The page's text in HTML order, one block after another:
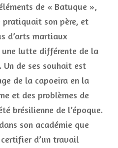
de « Batuque »,
son père, et
d’arts martiaux
une lutte différente de la
de ses souhait est
de la capoeira en la
et des problèmes de
brésilienne de l’époque.
son académie que
d’un travail